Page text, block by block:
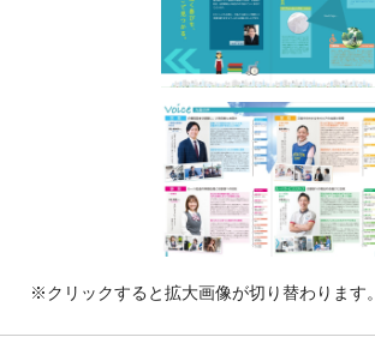
※クリックすると拡大画像が切り替わります。